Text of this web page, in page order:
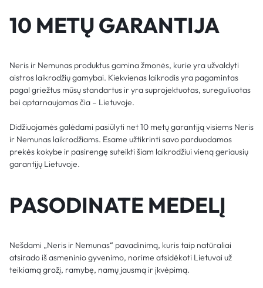
10 METŲ GARANTIJA
Neris ir Nemunas produktus gamina žmonės, kurie yra užvaldyti
aistros laikrodžių gamybai. Kiekvienas laikrodis yra pagamintas
pagal griežtus mūsų standartus ir yra suprojektuotas, sureguliuotas
bei aptarnaujamas čia – Lietuvoje.
Didžiuojamės galėdami pasiūlyti net 10 metų garantiją visiems Neris
ir Nemunas laikrodžiams. Esame užtikrinti savo parduodamos
prekės kokybe ir pasirengę suteikti šiam laikrodžiui vieną geriausių
garantijų Lietuvoje.
PASODINATE MEDELĮ
Nešdami „Neris ir Nemunas“ pavadinimą, kuris taip natūraliai
atsirado iš asmeninio gyvenimo, norime atsidėkoti Lietuvai už
teikiamą grožį, ramybę, namų jausmą ir įkvėpimą.